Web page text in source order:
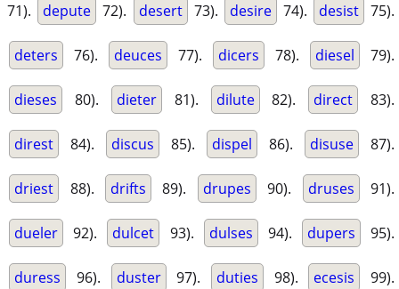
71). depute 72). desert 73). desire 74). desist 75).
deters 76). deuces 77). dicers 78). diesel 79).
dieses 80). dieter 81). dilute 82). direct 83).
direst 84). discus 85). dispel 86). disuse 87).
driest 88). drifts 89). drupes 90). druses 91).
dueler 92). dulcet 93). dulses 94). dupers 95).
duress 96). duster 97). duties 98). ecesis 99).